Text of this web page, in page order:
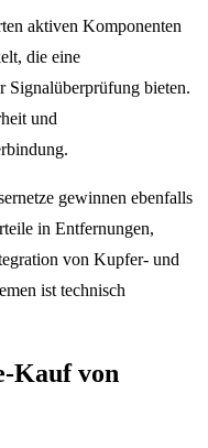
aktiven Komponenten
die eine
Signalüberprüfung bieten.
und
gewinnen ebenfalls
in Entfernungen,
von Kupfer- und
ist technisch
Kauf von